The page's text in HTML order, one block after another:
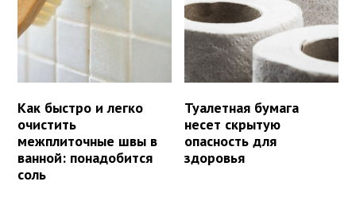
Как быстро и легко
очистить
межплиточные швы в
ванной: понадобится
соль
Туалетная бумага
несет скрытую
опасность для
здоровья